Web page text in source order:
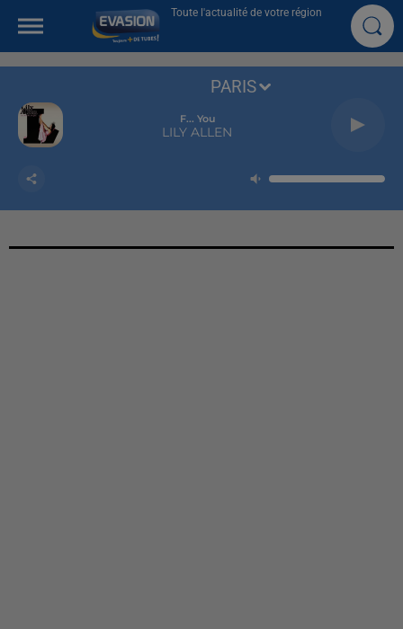
Toute l'actualité de votre région
F... You
LILY ALLEN
PARIS